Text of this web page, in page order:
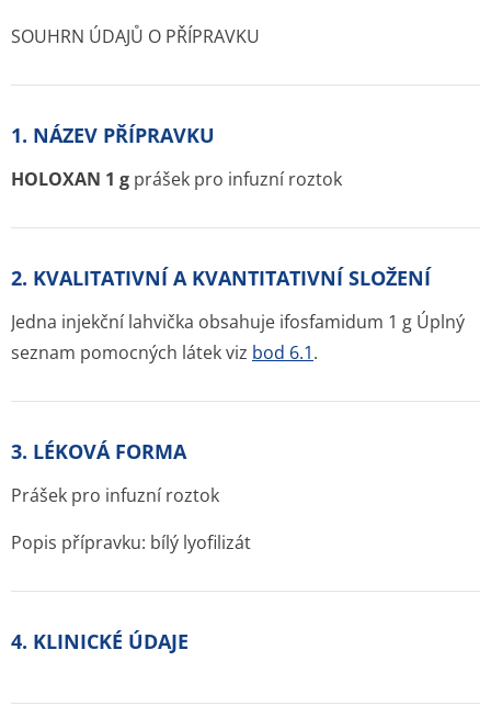
SOUHRN ÚDAJŮ O PŘÍPRAVKU
1. NÁZEV PŘÍPRAVKU
HOLOXAN 1 g prášek pro infuzní roztok
2. KVALITATIVNÍ A KVANTITATIVNÍ SLOŽENÍ
Jedna injekční lahvička obsahuje ifosfamidum 1 g Úplný
seznam pomocných látek viz bod 6.1.
3. LÉKOVÁ FORMA
Prášek pro infuzní roztok
Popis přípravku: bílý lyofilizát
4. KLINICKÉ ÚDAJE